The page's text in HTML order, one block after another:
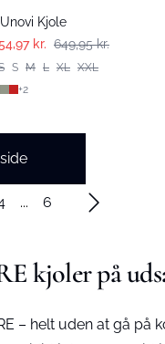
Kjole
kr. 649,95 kr.
S M L XL XXL
+2
... 6
kjoler på
– helt uden at gå